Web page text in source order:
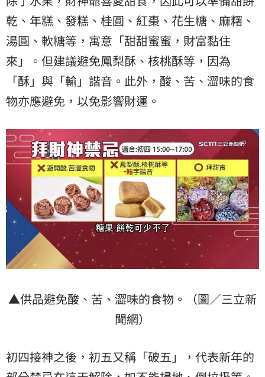
乾、年糕、發糕、桂圓、紅棗、花生糖、麻糬、
湯圓、軟糖等，寓意「甜甜蜜蜜，財富黏住
來」。但建議避免鳳梨酥、核桃酥等，因為
「酥」與「輸」諧音。此外，酸、苦、澀味的食
物亦應避免，以免影響財運。
▲供品避免酸、苦、澀味的食物。（圖／三立新
聞網）
初四接神之後，初五又稱「破五」，代表新年的